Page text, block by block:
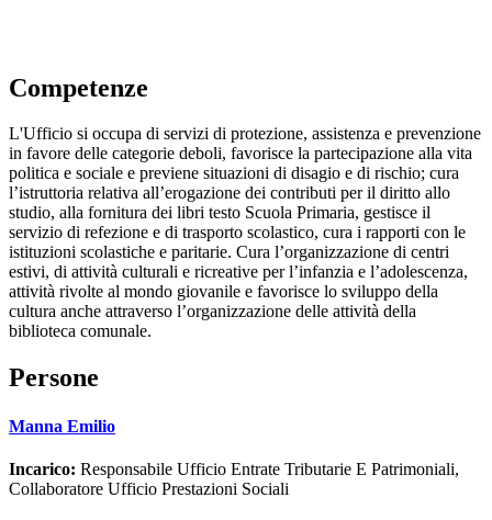
Competenze
L'Ufficio si occupa di servizi di protezione, assistenza e prevenzione
in favore delle categorie deboli, favorisce la partecipazione alla vita
politica e sociale e previene situazioni di disagio e di rischio; cura
l’istruttoria relativa all’erogazione dei contributi per il diritto allo
studio, alla fornitura dei libri testo Scuola Primaria, gestisce il
servizio di refezione e di trasporto scolastico, cura i rapporti con le
istituzioni scolastiche e paritarie. Cura l’organizzazione di centri
estivi, di attività culturali e ricreative per l’infanzia e l’adolescenza,
attività rivolte al mondo giovanile e favorisce lo sviluppo della
cultura anche attraverso l’organizzazione delle attività della
biblioteca comunale.
Persone
Manna Emilio
Incarico: Responsabile Ufficio Entrate Tributarie E Patrimoniali,
Collaboratore Ufficio Prestazioni Sociali